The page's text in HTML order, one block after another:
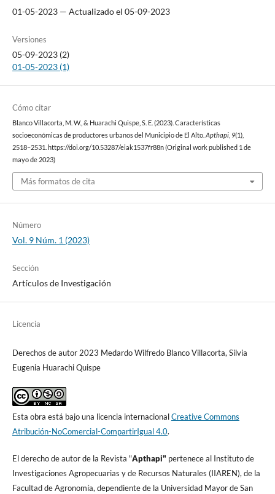
01-05-2023 — Actualizado el 05-09-2023
Versiones
05-09-2023 (2)
01-05-2023 (1)
Cómo citar
Blanco Villacorta, M. W., & Huarachi Quispe, S. E. (2023). Características
socioeconómicas de productores urbanos del Municipio de El Alto. Apthapi, 9(1),
2518–2531. https://doi.org/10.53287/eiak1537fr88n (Original work published 1 de
mayo de 2023)
Más formatos de cita
Número
Vol. 9 Núm. 1 (2023)
Sección
Artículos de Investigación
Licencia
Derechos de autor 2023 Medardo Wilfredo Blanco Villacorta, Silvia
Eugenia Huarachi Quispe
Esta obra está bajo una licencia internacionalCreative Commons
Atribución-NoComercial-CompartirIgual 4.0.
El derecho de autor de la Revista "Apthapi" pertenece al Instituto de
Investigaciones Agropecuarias y de Recursos Naturales (IIAREN), de la
Facultad de Agronomí­a, dependiente de la Universidad Mayor de San